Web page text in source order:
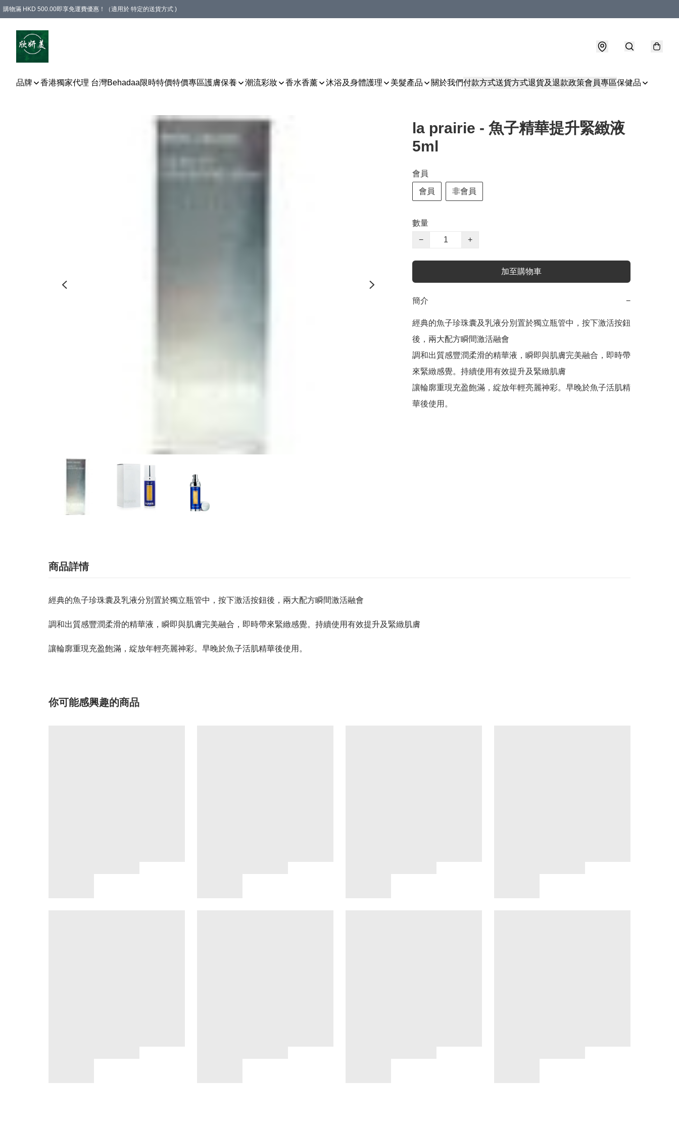
購物滿 HKD 500.00即享免運費優惠！（適用於 特定的送貨方式 )
品牌 香港獨家代理 台灣Behadaa限時特價特價專區護膚保養 潮流彩妝 香水香薰 沐浴及身體護理 美髮產品 關於我們付款方式送貨方式退貨及退款政策會員專區保健品
la prairie - 魚子精華提升緊緻液
5ml
會員
會員 非會員
數量
−
+
加至購物車
簡介 −
經典的魚子珍珠囊及乳液分別置於獨立瓶管中，按下激活按鈕
後，兩大配方瞬間激活融會
調和出質感豐潤柔滑的精華液，瞬即與肌膚完美融合，即時帶
來緊緻感覺。持續使用有效提升及緊緻肌膚
讓輪廓重現充盈飽滿，綻放年輕亮麗神彩。早晚於魚子活肌精
華後使用。
商品詳情
經典的魚子珍珠囊及乳液分別置於獨立瓶管中，按下激活按鈕後，兩大配方瞬間激活融會
調和出質感豐潤柔滑的精華液，瞬即與肌膚完美融合，即時帶來緊緻感覺。持續使用有效提升及緊緻肌膚
讓輪廓重現充盈飽滿，綻放年輕亮麗神彩。早晚於魚子活肌精華後使用。
你可能感興趣的商品